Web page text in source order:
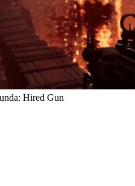
Hired Gun